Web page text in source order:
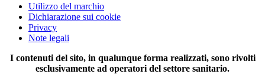
Utilizzo del marchio
Dichiarazione sui cookie
Privacy
Note legali
I contenuti del sito, in qualunque forma realizzati, sono rivolti
esclusivamente ad operatori del settore sanitario.